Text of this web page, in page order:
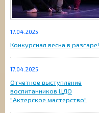
17.04.2025
Конкурсная весна в разгаре!
17.04.2025
Отчетное выступление
воспитанников ЦДО
"Актерское мастерство"